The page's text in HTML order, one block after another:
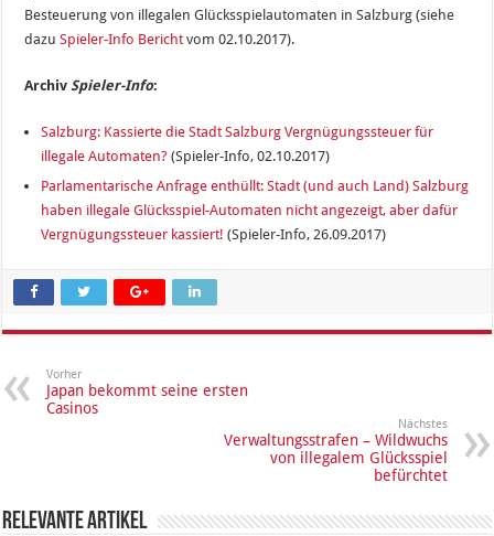
Besteuerung von illegalen Glücksspielautomaten in Salzburg (siehe
dazuSpieler-Info Bericht vom 02.10.2017).
Archiv Spieler-Info:
Salzburg: Kassierte die Stadt Salzburg Vergnügungssteuer für
illegale Automaten? (Spieler-Info, 02.10.2017)
Parlamentarische Anfrage enthüllt: Stadt (und auch Land) Salzburg
haben illegale Glücksspiel-Automaten nicht angezeigt, aber dafür
Vergnügungssteuer kassiert! (Spieler-Info, 26.09.2017)
Vorher
Japan bekommt seine ersten
Casinos
Nächstes
Verwaltungsstrafen – Wildwuchs
von illegalem Glücksspiel
befürchtet
Relevante Artikel